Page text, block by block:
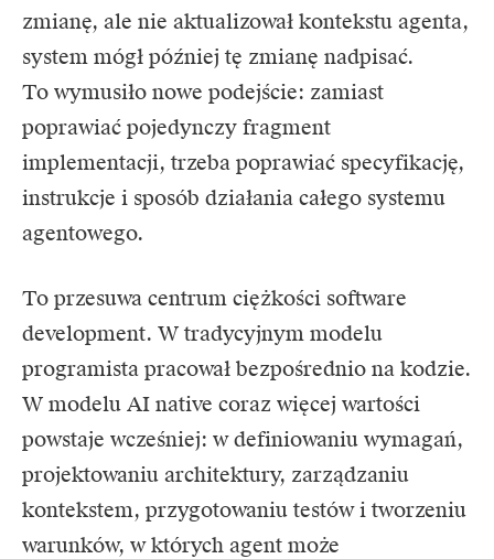
zmianę, ale nie aktualizował kontekstu agenta,
system mógł później tę zmianę nadpisać.
To wymusiło nowe podejście: zamiast
poprawiać pojedynczy fragment
implementacji, trzeba poprawiać specyfikację,
instrukcje i sposób działania całego systemu
agentowego.
To przesuwa centrum ciężkości software
development. W tradycyjnym modelu
programista pracował bezpośrednio na kodzie.
W modelu AI native coraz więcej wartości
powstaje wcześniej: w definiowaniu wymagań,
projektowaniu architektury, zarządzaniu
kontekstem, przygotowaniu testów i tworzeniu
warunków, w których agent może